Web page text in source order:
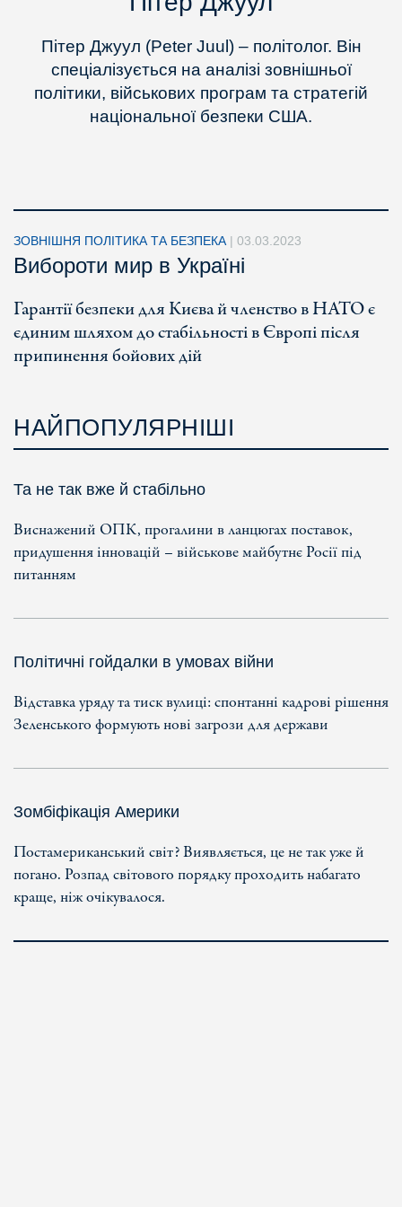
Пітер Джуул (Peter Juul) – політолог. Він
спеціалізується на аналізі зовнішньої
політики, військових програм та стратегій
національної безпеки США.
ЗОВНІШНЯ ПОЛІТИКА ТА БЕЗПЕКА | 03.03.2023
Вибороти мир в Україні
Гарантії безпеки для Києва й членство в НАТО є
єдиним шляхом до стабільності в Європі після
припинення бойових дій
НАЙПОПУЛЯРНІШІ
Та не так вже й стабільно
Виснажений ОПК, прогалини в ланцюгах поставок,
придушення інновацій – військове майбутнє Росії під
питанням
Політичні гойдалки в умовах війни
Відставка уряду та тиск вулиці: спонтанні кадрові рішення
Зеленського формують нові загрози для держави
Зомбіфікація Америки
Постамериканський світ? Виявляється, це не так уже й
погано. Розпад світового порядку проходить набагато
краще, ніж очікувалося.